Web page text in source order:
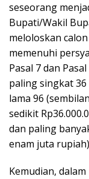
seseorang
Bupati/Wakil
meloloskan
memenuhi
Pasal 7 dan
paling singkat
lama 96
sedikit
dan paling
enam juta
Kemudian,